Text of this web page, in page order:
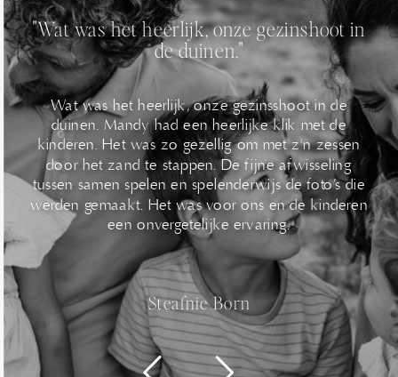
Wat was het heerlijk, onze gezinsshoot in de
duinen. Mandy had een heerlijke klik met de
kinderen. Het was zo gezellig om met z'n zessen
door het zand te stappen. De fijne afwisseling
tussen samen spelen en spelenderwijs de foto’s die
werden gemaakt. Het was voor ons en de kinderen
een onvergetelijke ervaring.
"Wat was het heerlijk, onze gezinshoot in
de duinen."
Steafnie Born